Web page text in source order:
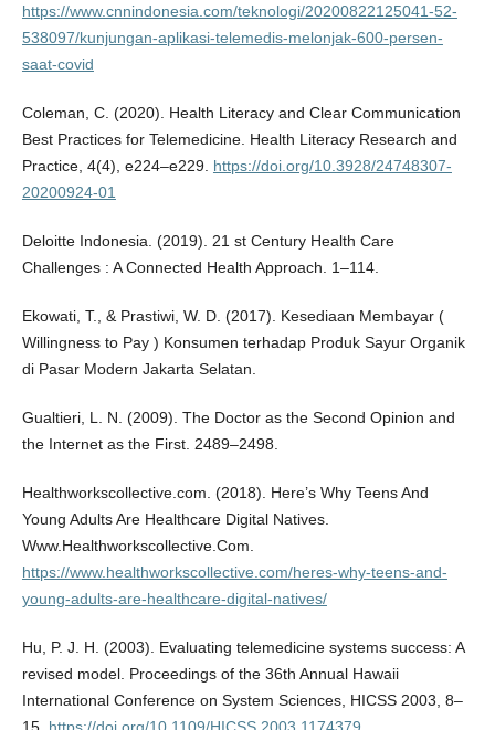
https://www.cnnindonesia.com/teknologi/20200822125041-52-
538097/kunjungan-aplikasi-telemedis-melonjak-600-persen-
saat-covid
Coleman, C. (2020). Health Literacy and Clear Communication
Best Practices for Telemedicine. Health Literacy Research and
Practice, 4(4), e224–e229. https://doi.org/10.3928/24748307-
20200924-01
Deloitte Indonesia. (2019). 21 st Century Health Care
Challenges : A Connected Health Approach. 1–114.
Ekowati, T., & Prastiwi, W. D. (2017). Kesediaan Membayar (
Willingness to Pay ) Konsumen terhadap Produk Sayur Organik
di Pasar Modern Jakarta Selatan.
Gualtieri, L. N. (2009). The Doctor as the Second Opinion and
the Internet as the First. 2489–2498.
Healthworkscollective.com. (2018). Here’s Why Teens And
Young Adults Are Healthcare Digital Natives.
Www.Healthworkscollective.Com.
https://www.healthworkscollective.com/heres-why-teens-and-
young-adults-are-healthcare-digital-natives/
Hu, P. J. H. (2003). Evaluating telemedicine systems success: A
revised model. Proceedings of the 36th Annual Hawaii
International Conference on System Sciences, HICSS 2003, 8–